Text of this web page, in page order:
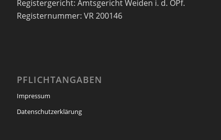
Registergericht: Amtsgericht Weiden i. d. OPf.
Registernummer: VR 200146
PFLICHTANGABEN
Impressum
Datenschutzerklärung